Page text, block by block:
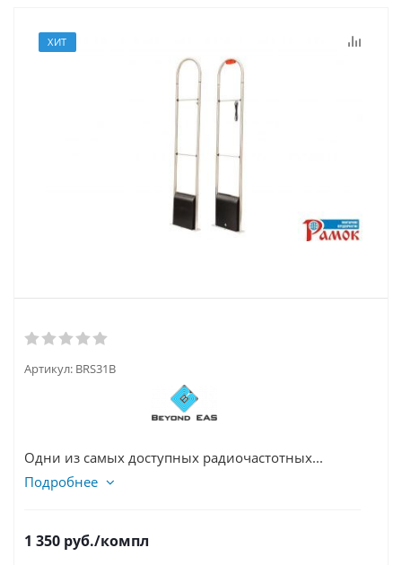
ХИТ
Артикул: BRS31B
Одни из самых доступных радиочастотных...
Подробнее
1 350 руб./компл